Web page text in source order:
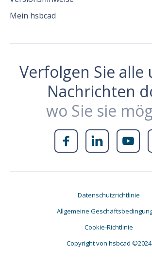
Mein hsbcad
Verfolgen Sie alle
Nachrichten
wo Sie sie
  
Datenschutzrichtlinie
Allgemeine
Cookie-Richtlinie
Copyright von hsbcad ©2024